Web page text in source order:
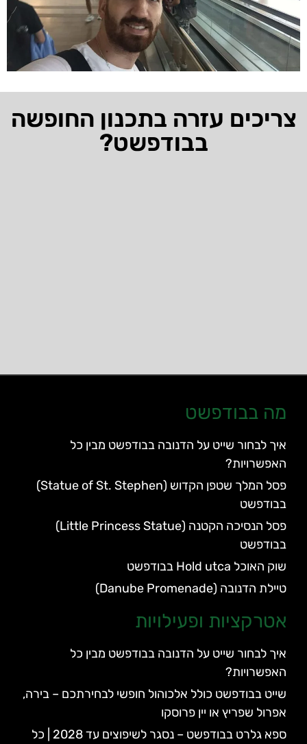
צריכים עזרה בתכנון החופשה
בבודפשט?
מה בבודפשט
איך לבחור שייט על הדנובה בבודפשט מבין כל
האפשרויות?
פסל המלך שטפן הקדוש (Statue of St. Stephen)
בבודפשט
פסל הנסיכה הקטנה (Little Princess Statue)
בבודפשט
שוק האוכל Hold utca בבודפשט
טיילת הדנובה (Danube Promenade)
אטרקציות ופעילויות
איך לבחור שייט על הדנובה בבודפשט מבין כל
האפשרויות?
שייט בבודפשט כולל אלכוהול חופשי לבחירתכם – בירה,
אפרול שפריץ או יין פרוסקו
ספא גלרט בבודפשט – נסגר לשיפוצים עד 2028 | כל